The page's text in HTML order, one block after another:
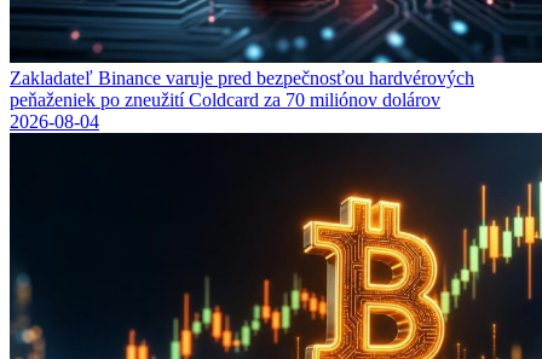
Zakladateľ Binance varuje pred bezpečnosťou hardvérových
peňaženiek po zneužití Coldcard za 70 miliónov dolárov
2026-08-04